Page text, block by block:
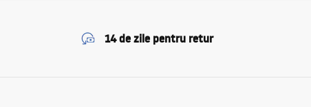
14 de zile pentru retur